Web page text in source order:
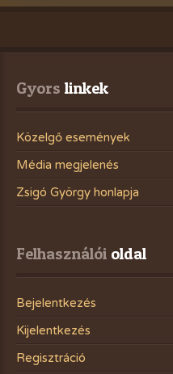
Gyors linkek
Közelgő események
Média megjelenés
Zsigó György honlapja
Felhasználói oldal
Bejelentkezés
Kijelentkezés
Regisztráció